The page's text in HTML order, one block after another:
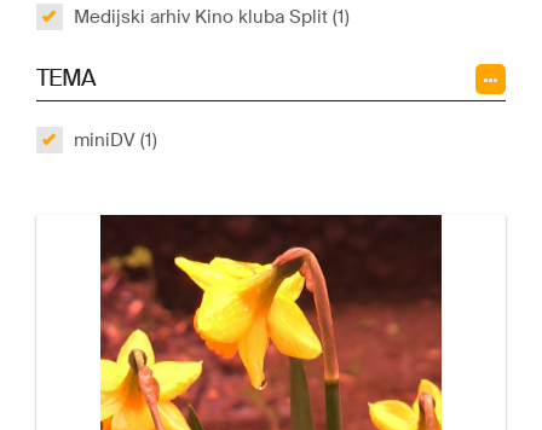
Medijski arhiv Kino kluba Split (1)
TEMA
miniDV (1)